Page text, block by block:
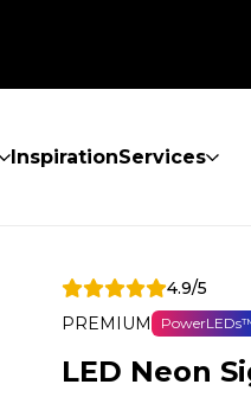
InspirationServices
4.9/5
PREMIUM
LED Neon